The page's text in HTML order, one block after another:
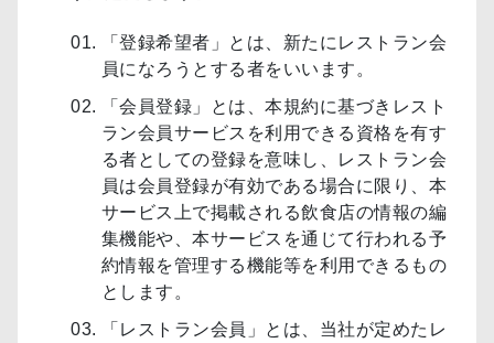
「登録希望者」とは、新たにレストラン会
員になろうとする者をいいます。
「会員登録」とは、本規約に基づきレスト
ラン会員サービスを利用できる資格を有す
る者としての登録を意味し、レストラン会
員は会員登録が有効である場合に限り、本
サービス上で掲載される飲食店の情報の編
集機能や、本サービスを通じて行われる予
約情報を管理する機能等を利用できるもの
とします。
「レストラン会員」とは、当社が定めたレ